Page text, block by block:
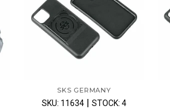
SKS GERMANY
SKU: 11634 | STOCK: 4